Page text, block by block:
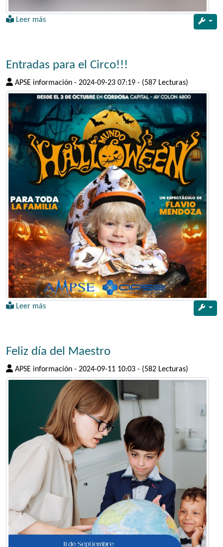
Leer más
Entradas para el Circo!!!
APSE información - 2024-09-23 07:19 - (587 Lecturas)
Leer más
Feliz día del Maestro
APSE información - 2024-09-11 10:03 - (582 Lecturas)